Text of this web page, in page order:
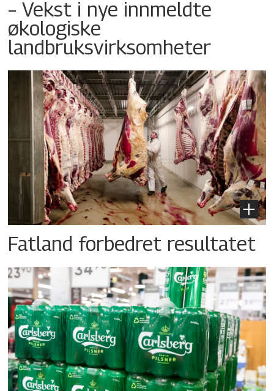
– Vekst i nye innmeldte
økologiske
landbruksvirksomheter
Fatland forbedret resultatet